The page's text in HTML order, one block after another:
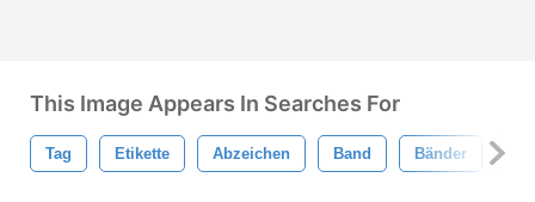
This Image Appears In Searches For
Tag Etikette Abzeichen Band Bänder